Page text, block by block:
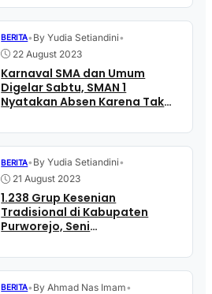
BERITA• By Yudia Setiandini•
22 August 2023
Karnaval SMA dan Umum
Digelar Sabtu, SMAN 1
Nyatakan Absen Karena Tak
BERITA• By Yudia Setiandini•
21 August 2023
1.238 Grup Kesenian
Tradisional di Kabupaten
Purworejo, Seni
BERITA• By Ahmad Nas Imam•